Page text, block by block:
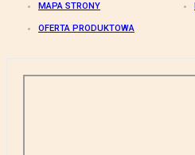
MAPA STRONY
OFERTA PRODUKTOWA